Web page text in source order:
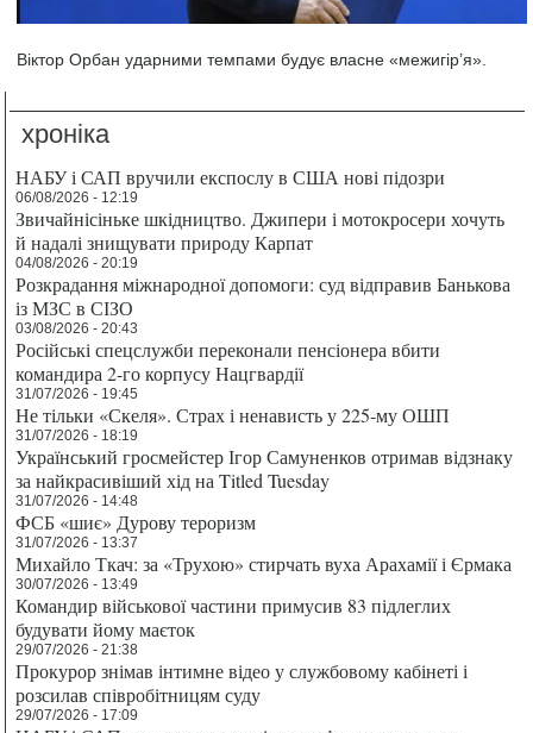
Віктор Орбан ударними темпами будує власне «межигір’я».
хроніка
НАБУ і САП вручили експослу в США нові підозри
06/08/2026 - 12:19
Звичайнісіньке шкідництво. Джипери і мотокросери хочуть
й надалі знищувати природу Карпат
04/08/2026 - 20:19
Розкрадання міжнародної допомоги: суд відправив Банькова
із МЗС в СІЗО
03/08/2026 - 20:43
Російські спецслужби переконали пенсіонера вбити
командира 2-го корпусу Нацгвардії
31/07/2026 - 19:45
Не тільки «Скеля». Страх і ненависть у 225-му ОШП
31/07/2026 - 18:19
Український гросмейстер Ігор Самуненков отримав відзнаку
за найкрасивіший хід на Titled Tuesday
31/07/2026 - 14:48
ФСБ «шиє» Дурову тероризм
31/07/2026 - 13:37
Михайло Ткач: за «Трухою» стирчать вуха Арахамії і Єрмака
30/07/2026 - 13:49
Командир військової частини примусив 83 підлеглих
будувати йому маєток
29/07/2026 - 21:38
Прокурор знімав інтимне відео у службовому кабінеті і
розсилав співробітницям суду
29/07/2026 - 17:09